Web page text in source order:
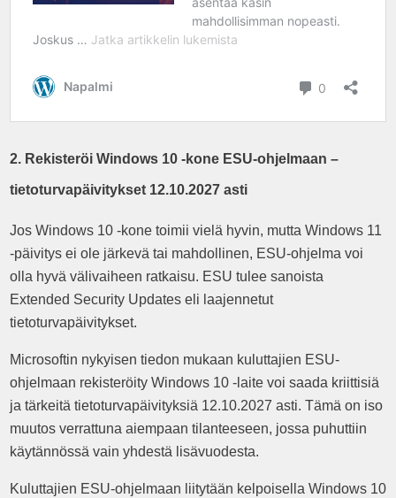
2. Rekisteröi Windows 10 -kone ESU-ohjelmaan –
tietoturvapäivitykset 12.10.2027 asti
Jos Windows 10 -kone toimii vielä hyvin, mutta Windows 11
-päivitys ei ole järkevä tai mahdollinen, ESU-ohjelma voi
olla hyvä välivaiheen ratkaisu. ESU tulee sanoista
Extended Security Updates eli laajennetut
tietoturvapäivitykset.
Microsoftin nykyisen tiedon mukaan kuluttajien ESU-
ohjelmaan rekisteröity Windows 10 -laite voi saada kriittisiä
ja tärkeitä tietoturvapäivityksiä 12.10.2027 asti. Tämä on iso
muutos verrattuna aiempaan tilanteeseen, jossa puhuttiin
käytännössä vain yhdestä lisävuodesta.
Kuluttajien ESU-ohjelmaan liitytään kelpoisella Windows 10